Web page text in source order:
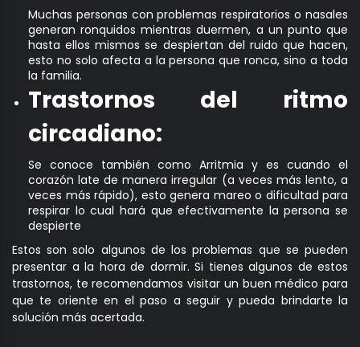
Muchas personas con problemas respiratorios o nasales
generan ronquidos mientras duermen, a un punto que
hasta ellos mismos se despiertan del ruido que hacen,
esto no solo afecta a la persona que ronca, sino a toda
la familia.
Trastornos del ritmo
circadiano:
Se conoce también como Arritmia y es cuando el
corazón late de manera irregular (a veces más lento, a
veces más rápido), esto genera mareo o dificultad para
respirar lo cual hará que efectivamente la persona se
despierte
Estos son solo algunos de los problemas que se pueden
presentar a la hora de dormir. Si tienes algunos de estos
trastornos, te recomendamos visitar un buen médico para
que te oriente en el paso a seguir y pueda brindarte la
solución más acertada.